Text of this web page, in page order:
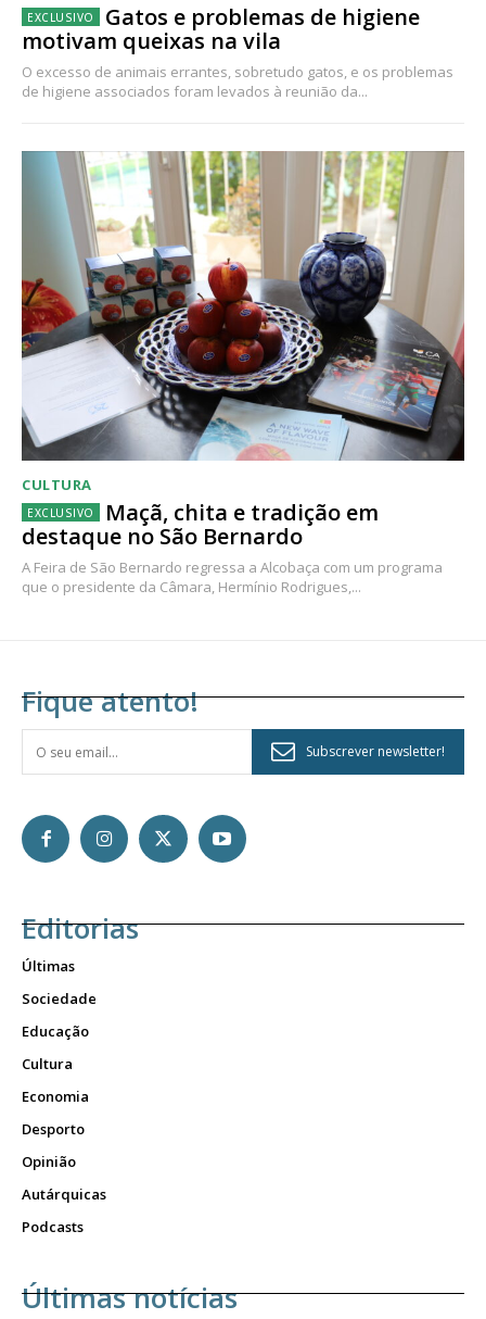
Gatos e problemas de higiene
motivam queixas na vila
O excesso de animais errantes, sobretudo gatos, e os problemas
de higiene associados foram levados à reunião da...
CULTURA
Maçã, chita e tradição em
destaque no São Bernardo
A Feira de São Bernardo regressa a Alcobaça com um programa
que o presidente da Câmara, Hermínio Rodrigues,...
Fique atento!
Subscrever newsletter!
Editorias
Últimas
Sociedade
Educação
Cultura
Economia
Desporto
Opinião
Autárquicas
Podcasts
Últimas notícias